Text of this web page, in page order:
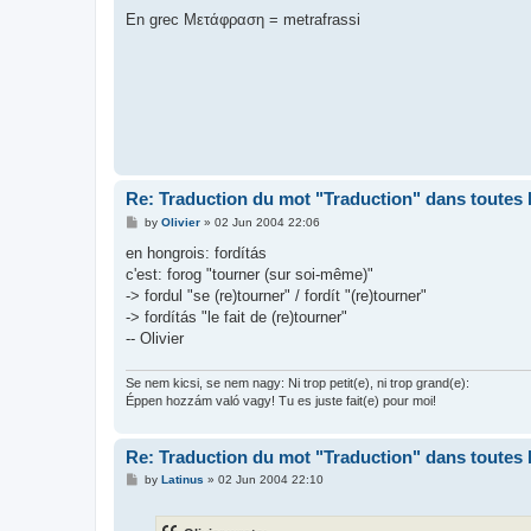
s
En grec Μετάφραση = metrafrassi
Re: Traduction du mot "Traduction" dans toutes
P
s
by Olivier» 02 Jun 2004 22:06
en hongrois: fordítás
c'est: forog "tourner (sur soi-même)"
-> fordul "se (re)tourner" / fordít "(re)tourner"
-> fordítás "le fait de (re)tourner"
-- Olivier
Se nem kicsi, se nem nagy: Ni trop petit(e), ni trop grand(e):
Éppen hozzám való vagy! Tu es juste fait(e) pour moi!
Re: Traduction du mot "Traduction" dans toutes
Pby Latinus » 02 Jun 2004 22:10